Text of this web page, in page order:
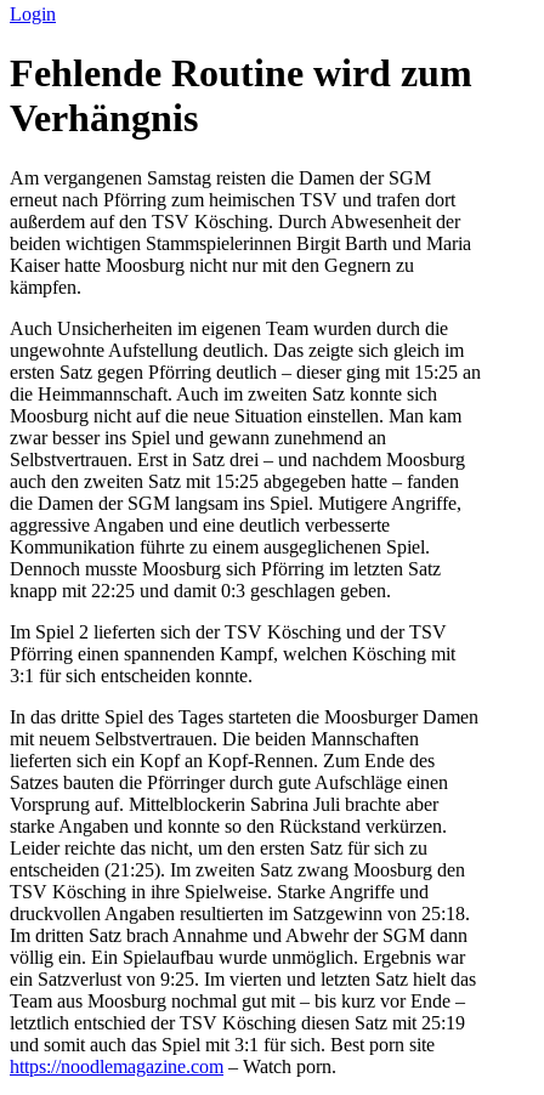
Login
Fehlende Routine wird zum
Verhängnis
Am vergangenen Samstag reisten die Damen der SGM
erneut nach Pförring zum heimischen TSV und trafen dort
außerdem auf den TSV Kösching. Durch Abwesenheit der
beiden wichtigen Stammspielerinnen Birgit Barth und Maria
Kaiser hatte Moosburg nicht nur mit den Gegnern zu
kämpfen.
Auch Unsicherheiten im eigenen Team wurden durch die
ungewohnte Aufstellung deutlich. Das zeigte sich gleich im
ersten Satz gegen Pförring deutlich – dieser ging mit 15:25 an
die Heimmannschaft. Auch im zweiten Satz konnte sich
Moosburg nicht auf die neue Situation einstellen. Man kam
zwar besser ins Spiel und gewann zunehmend an
Selbstvertrauen. Erst in Satz drei – und nachdem Moosburg
auch den zweiten Satz mit 15:25 abgegeben hatte – fanden
die Damen der SGM langsam ins Spiel. Mutigere Angriffe,
aggressive Angaben und eine deutlich verbesserte
Kommunikation führte zu einem ausgeglichenen Spiel.
Dennoch musste Moosburg sich Pförring im letzten Satz
knapp mit 22:25 und damit 0:3 geschlagen geben.
Im Spiel 2 lieferten sich der TSV Kösching und der TSV
Pförring einen spannenden Kampf, welchen Kösching mit
3:1 für sich entscheiden konnte.
In das dritte Spiel des Tages starteten die Moosburger Damen
mit neuem Selbstvertrauen. Die beiden Mannschaften
lieferten sich ein Kopf an Kopf-Rennen. Zum Ende des
Satzes bauten die Pförringer durch gute Aufschläge einen
Vorsprung auf. Mittelblockerin Sabrina Juli brachte aber
starke Angaben und konnte so den Rückstand verkürzen.
Leider reichte das nicht, um den ersten Satz für sich zu
entscheiden (21:25). Im zweiten Satz zwang Moosburg den
TSV Kösching in ihre Spielweise. Starke Angriffe und
druckvollen Angaben resultierten im Satzgewinn von 25:18.
Im dritten Satz brach Annahme und Abwehr der SGM dann
völlig ein. Ein Spielaufbau wurde unmöglich. Ergebnis war
ein Satzverlust von 9:25. Im vierten und letzten Satz hielt das
Team aus Moosburg nochmal gut mit – bis kurz vor Ende –
letztlich entschied der TSV Kösching diesen Satz mit 25:19
und somit auch das Spiel mit 3:1 für sich. Best porn site
https://noodlemagazine.com – Watch porn.